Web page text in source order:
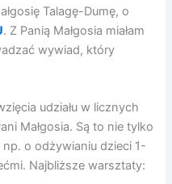
Talagę-Dumę, o
. Z Panią Małgosia miałam
wywiad, który
udziału w licznych
Małgosia. Są to nie tylko
o odżywianiu dzieci 1-
Najbliższe warsztaty: